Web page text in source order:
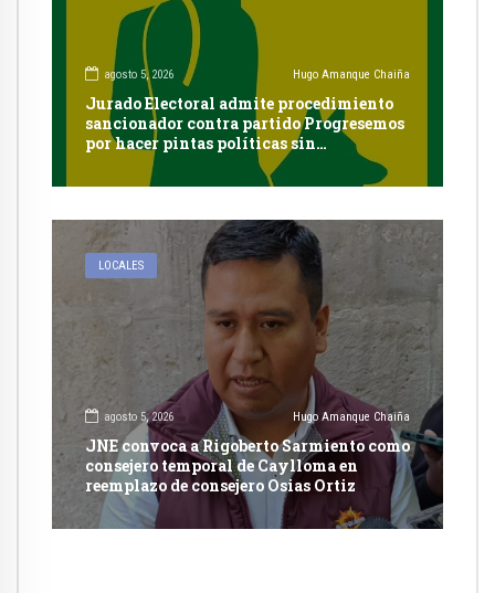
agosto 5, 2026 Hugo Amanque Chaiña
Jurado Electoral admite procedimiento
sancionador contra partido Progresemos
por hacer pintas políticas sin
autorización en Cayma
LOCALES
agosto 5, 2026 Hugo Amanque Chaiña
JNE convoca a Rigoberto Sarmiento como
consejero temporal de Caylloma en
reemplazo de consejero Osias Ortiz